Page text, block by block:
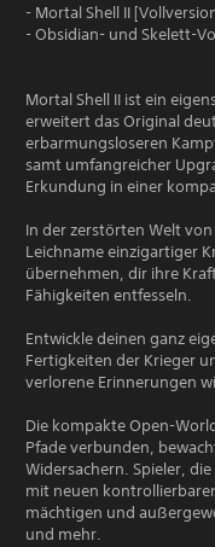
- Mortal Shell II
- Obsidian- und Skelett-
Mortal Shell II ist ein
erweitert das Original
erbarmungsloseren
samt umfangreicher
Erkundung in einer
In der zerstörten Welt
Leichname einzigartiger
übernehmen, dir ihre
Fähigkeiten entfesseln.
Entwickle deinen ganz
Fertigkeiten der Krieger
verlorene Erinnerungen
Die kompakte Open-
Pfade verbunden,
Widersachern. Spieler,
mit neuen
mächtigen und
und mehr.